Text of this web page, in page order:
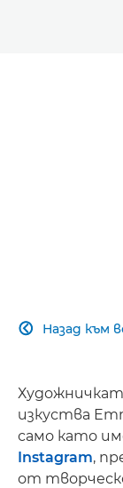
Назад към

изкуства
само като
Instagram,
от